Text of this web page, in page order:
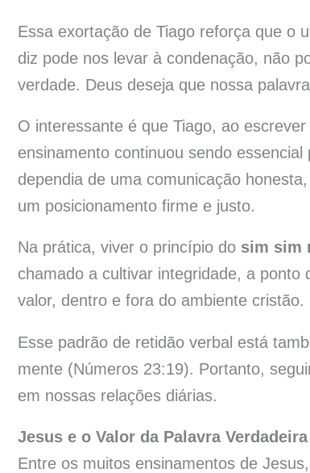
Essa exortação de Tiago reforça que o
diz pode nos levar à condenação, não
verdade. Deus deseja que nossa
O interessante é que Tiago, ao
ensinamento continuou sendo
dependia de uma comunicação
um posicionamento firme e justo.
Na prática, viver o princípio do sim sim
chamado a cultivar integridade, a
valor, dentro e fora do ambiente cristão.
Esse padrão de retidão verbal está
mente (Números 23:19). Portanto,
em nossas relações diárias.
Jesus e o Valor da Palavra Verdadeira
Entre os muitos ensinamentos de